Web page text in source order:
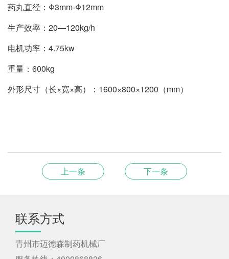
药丸直径：Φ3mm-Φ12mm
生产效率：20—120kg/h
电机功率：4.75kw
重量：600kg
外形尺寸（长×宽×高）：1600×800×1200（mm）
上一条 下一条
联系方式
青州市迈德森制药机械厂